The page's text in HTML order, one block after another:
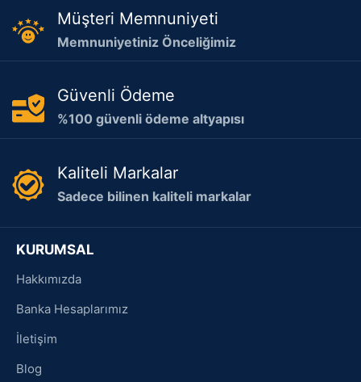
Müşteri Memnuniyeti
Memnuniyetiniz Önceliğimiz
Güvenli Ödeme
%100 güvenli ödeme altyapısı
Kaliteli Markalar
Sadece bilinen kaliteli markalar
KURUMSAL
Hakkımızda
Banka Hesaplarımız
İletişim
Blog